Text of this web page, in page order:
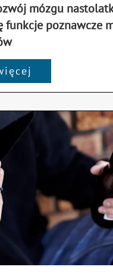
mózgu
funkcje poznawcze